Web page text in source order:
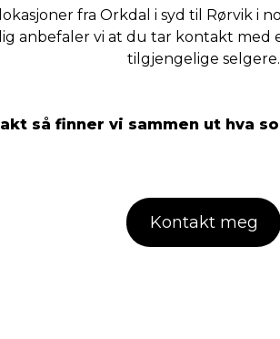
fra Orkdal i syd til Rørvik i
anbefaler vi at du tar kontakt med
tilgjengelige selgere.
så finner vi sammen ut hva
Kontakt meg